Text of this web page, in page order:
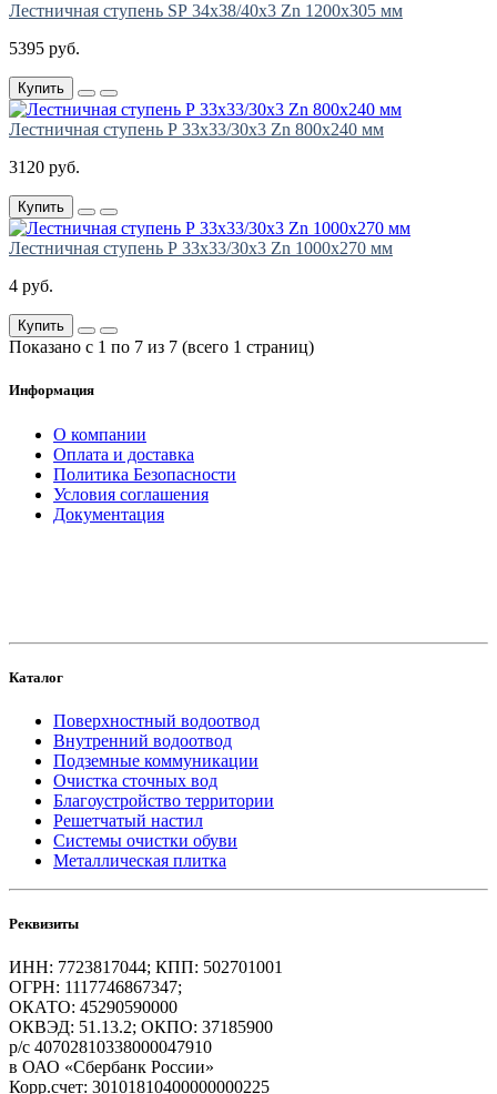
Лестничная ступень SР 34х38/40х3 Zn 1200х305 мм
5395 руб.
Купить
Лестничная ступень Р 33х33/30х3 Zn 800х240 мм
3120 руб.
Купить
Лестничная ступень Р 33х33/30х3 Zn 1000х270 мм
4 руб.
Купить
Показано с 1 по 7 из 7 (всего 1 страниц)
Информация
О компании
Оплата и доставка
Политика Безопасности
Условия соглашения
Документация
Каталог
Поверхностный водоотвод
Внутренний водоотвод
Подземные коммуникации
Очистка сточных вод
Благоустройство территории
Решетчатый настил
Системы очистки обуви
Металлическая плитка
Реквизиты
ИНН: 7723817044; КПП: 502701001
ОГРН: 1117746867347;
ОКАТО: 45290590000
ОКВЭД: 51.13.2; ОКПО: 37185900
р/с 40702810338000047910
в ОАО «Сбербанк России»
Корр.счет: 30101810400000000225